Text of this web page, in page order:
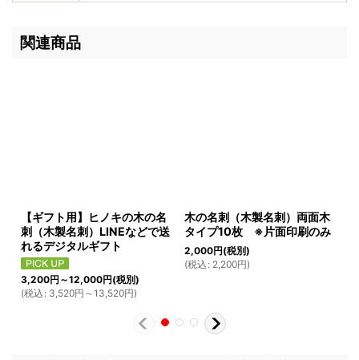
関連商品
【ギフト用】ヒノキの木の名
刺（木製名刺）LINEなどで送
れるデジタルギフト
3,200円 ～12,000円(税別)
(税込 : 3,520円 ～13,520円)
木の名刺（木製名刺）両面木
タイプ10枚 ※片面印刷のみ
2,000円(税別)
(税込 : 2,200円)